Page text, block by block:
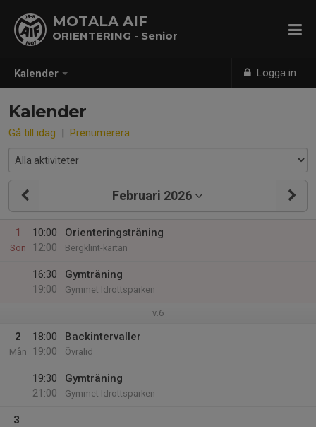
Kalender Logga in
MOTALA AIF
ORIENTERING - Senior
Kalender
Gå till idag | Prenumerera
Februari 2026
1
Sön
10:00
12:00
Orienteringsträning
Bergklint-kartan
16:30
19:00
Gymträning
Gymmet Idrottsparken
v.6
2
Mån
18:00
19:00
Backintervaller
Övralid
19:30
21:00
Gymträning
Gymmet Idrottsparken
3